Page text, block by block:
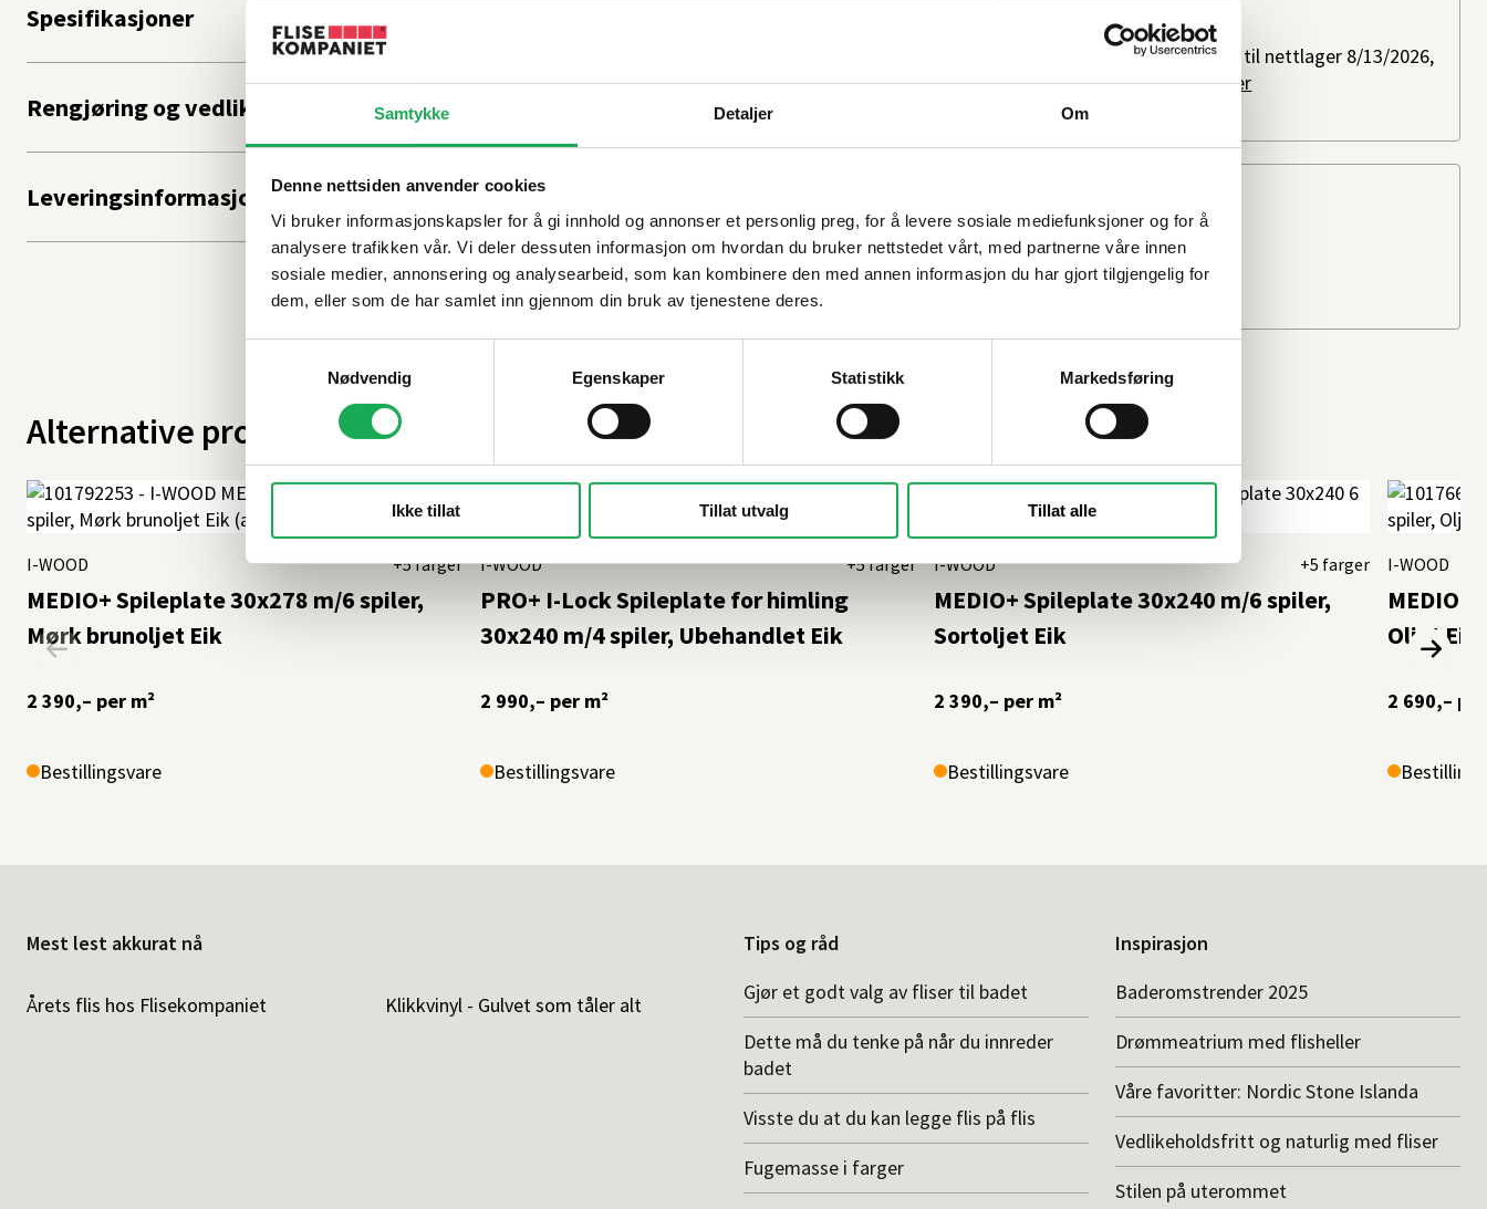
Samtykke Detaljer Om
Denne nettsiden anvender cookies
Vi bruker informasjonskapsler for å gi innhold og annonser et personlig preg, for å levere sosiale mediefunksjoner og for å
analysere trafikken vår. Vi deler dessuten informasjon om hvordan du bruker nettstedet vårt, med partnerne våre innen
sosiale medier, annonsering og analysearbeid, som kan kombinere den med annen informasjon du har gjort tilgjengelig for
dem, eller som de har samlet inn gjennom din bruk av tjenestene deres.
Nødvendig
Egenskaper Statistikk Markedsføring
Ikke tillat Tillat utvalg Tillat alle
Slik kan du få varen
Bestillingsvare: Forventes til nettlager 8/13/2026,
ved bestilling i dag.Les mer
Ikke på lager i butikk
Ditt postnummer
Spesifikasjoner
Rengjøring og vedlikehold
Leveringsinformasjon
Alternative produkter
MEDIO+ Spileplate 30x278 m/6 spiler,
Mørk brunoljet Eik
I-WOOD +5 farger
2 390,– per m²
Bestillingsvare
PRO+ I-Lock Spileplate for himling
30x240 m/4 spiler, Ubehandlet Eik
I-WOOD +5 farger
2 990,– per m²
Bestillingsvare
MEDIO+ Spileplate 30x240 m/6 spiler,
Sortoljet Eik
I-WOOD +5 farger
2 390,– per m²
Bestillingsvare
MEDIO+
Oljet Eik
I-WOOD
2 690,–
Mest lest akkurat nå
Årets flis hos Flisekompaniet Klikkvinyl - Gulvet som tåler alt
Tips og råd
Gjør et godt valg av fliser til badet
Dette må du tenke på når du innreder
badet
Visste du at du kan legge flis på flis
Fugemasse i farger
Inspirasjon
Baderomstrender 2025
Drømmeatrium med flisheller
Våre favoritter: Nordic Stone Islanda
Vedlikeholdsfritt og naturlig med fliser
Stilen på uterommet